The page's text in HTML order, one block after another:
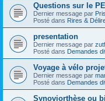
Questions sur le
Dernier message par
Posté dans Rires &
presentation
Dernier message par
Posté dans Demandes
Voyage à vélo
Dernier message par
Posté dans Demandes
Synoviorthèse ou